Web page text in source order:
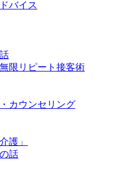
バイス
限リピート接客術
カウンセリング
護」
話